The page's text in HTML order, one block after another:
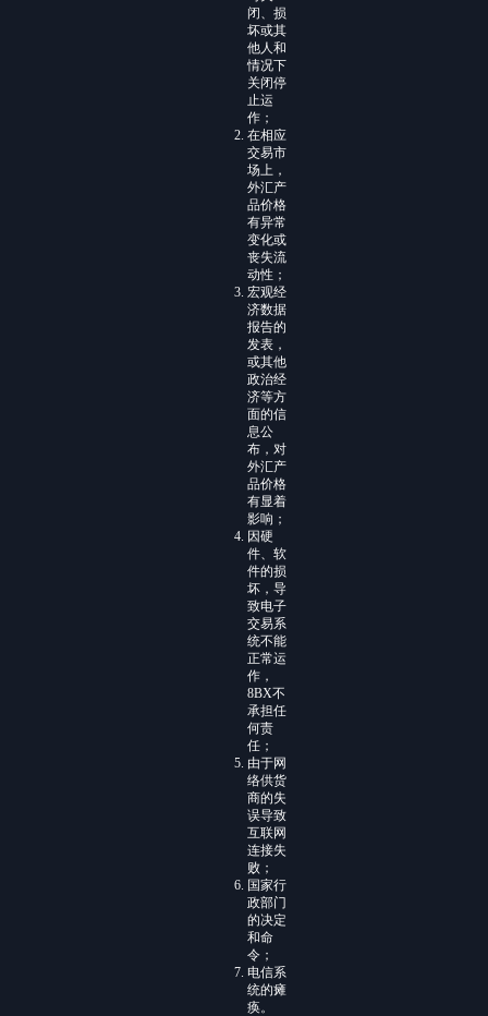
闭、损
坏或其
他人和
情况下
关闭停
止运
作；
在相应
交易市
场上，
外汇产
品价格
有异常
变化或
丧失流
动性；
宏观经
济数据
报告的
发表，
或其他
政治经
济等方
面的信
息公
布，对
外汇产
品价格
有显着
影响；
因硬
件、软
件的损
坏，导
致电子
交易系
统不能
正常运
作，
8BX不
承担任
何责
任；
由于网
络供货
商的失
误导致
互联网
连接失
败；
国家行
政部门
的决定
和命
令；
电信系
统的瘫
痪。